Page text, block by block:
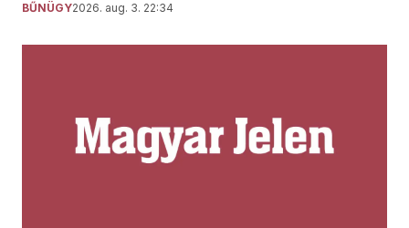
BŰNÜGY2026. aug. 3. 22:34